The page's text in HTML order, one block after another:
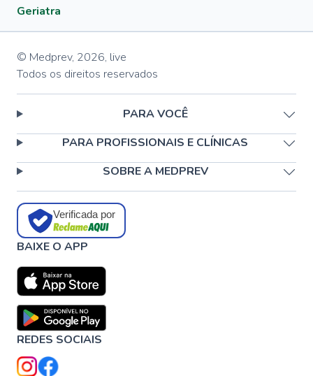
Geriatra
© Medprev, 2026, live
Todos os direitos reservados
PARA VOCÊ
PARA PROFISSIONAIS E CLÍNICAS
SOBRE A MEDPREV
Verificada por
BAIXE O APP
REDES SOCIAIS